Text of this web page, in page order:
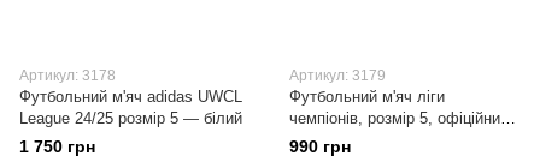
Артикул: 3178
Футбольний м'яч adidas UWCL
League 24/25 розмір 5 — білий
1 750 грн
Артикул: 3179
Футбольний м'яч ліги
чемпіонів, розмір 5, офіційний,
зносостійкий, зі штучної шкіри,
для футболу
990 грн